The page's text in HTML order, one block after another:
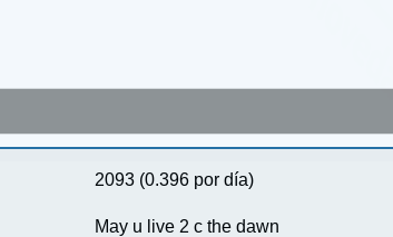
2093 (0.396 por día)
May u live 2 c the dawn